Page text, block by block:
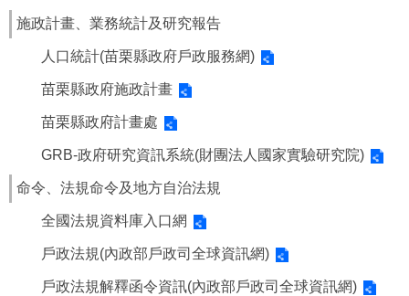
施政計畫、業務統計及研究報告
人口統計(苗栗縣政府戶政服務網)
苗栗縣政府施政計畫
苗栗縣政府計畫處
GRB-政府研究資訊系統(財團法人國家實驗研究院)
命令、法規命令及地方自治法規
全國法規資料庫入口網
戶政法規(內政部戶政司全球資訊網)
戶政法規解釋函令資訊(內政部戶政司全球資訊網)